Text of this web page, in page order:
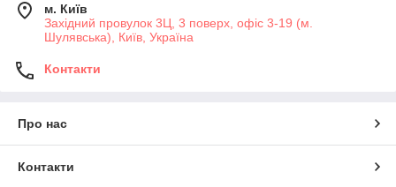
м. Київ
Західний провулок 3Ц, 3 поверх, офіс 3-19 (м.
Шулявська), Київ, Україна
Контакти
Про нас
Контакти